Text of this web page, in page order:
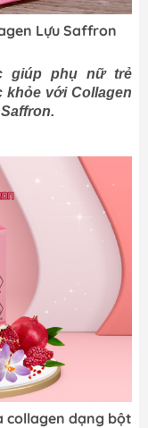
Lựu Saffron
giúp phụ nữ trẻ
khỏe với Collagen
collagen dạng bột